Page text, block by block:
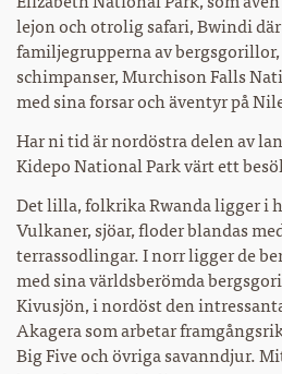
lejon och otrolig safari, Bwindi
familjegrupperna av
schimpanser, Murchison Falls
med sina forsar och äventyr på
Har ni tid är nordöstra delen av
Kidepo National Park värt ett
Det lilla, folkrika Rwanda ligger i
Vulkaner, sjöar, floder blandas
terrassodlingar. I norr ligger de
med sina världsberömda
Kivusjön, i nordöst den
Akagera som arbetar
Big Five och övriga savanndjur.